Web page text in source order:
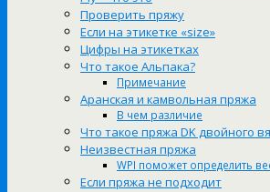
Проверить пряжу
Если на этикетке «size»
Цифры на этикетках
Что такое Альпака?
Примечание
Аранская и камвольная пряжа
В чем различие
Что такое пряжа DK двойного
Неизвестная пряжа
WPI поможет определить
Если пряжа не подходит